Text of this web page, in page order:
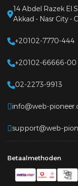
14 Abdel Razek El
Akkad - Nasr City -
+20102-7770-444
+20102-66666-00
02-2273-9913
info@web-
support@web-
Betaalmethoden